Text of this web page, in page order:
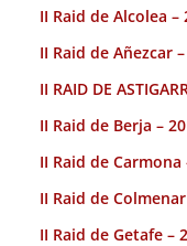
II Raid de Alcolea –
II Raid de Añezcar
II RAID DE
II Raid de Berja –
II Raid de Carmona
II Raid de Colmenar
II Raid de Getafe –